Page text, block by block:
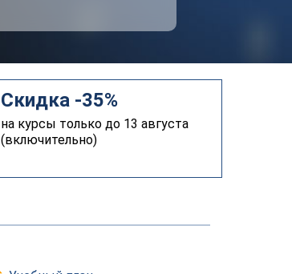
Скидка -35%
на курсы только до 13 августа
(включительно)